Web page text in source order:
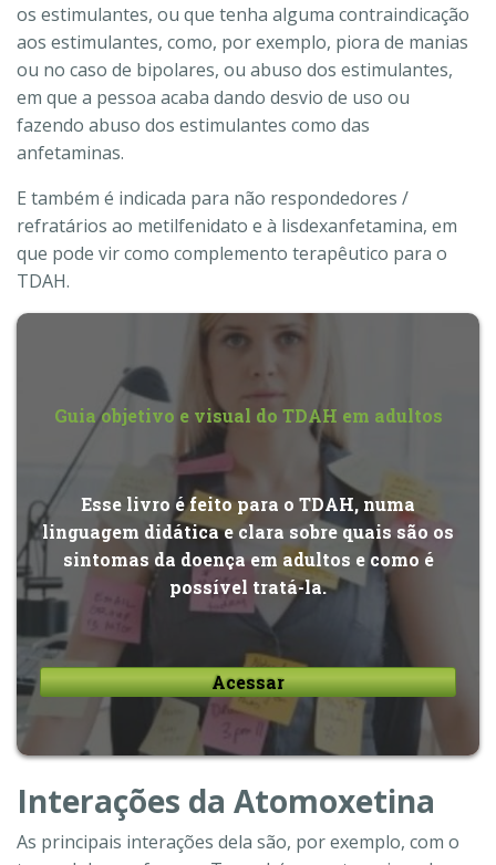
os estimulantes, ou que tenha alguma contraindicação
aos estimulantes, como, por exemplo, piora de manias
ou no caso de bipolares, ou abuso dos estimulantes,
em que a pessoa acaba dando desvio de uso ou
fazendo abuso dos estimulantes como das
anfetaminas.
E também é indicada para não respondedores /
refratários ao metilfenidato e à lisdexanfetamina, em
que pode vir como complemento terapêutico para o
TDAH.
Guia objetivo e visual do TDAH em adultos
Esse livro é feito para o TDAH, numa
linguagem didática e clara sobre quais são os
sintomas da doença em adultos e como é
possível tratá-la.
Acessar
Interações da Atomoxetina
As principais interações dela são, por exemplo, com o